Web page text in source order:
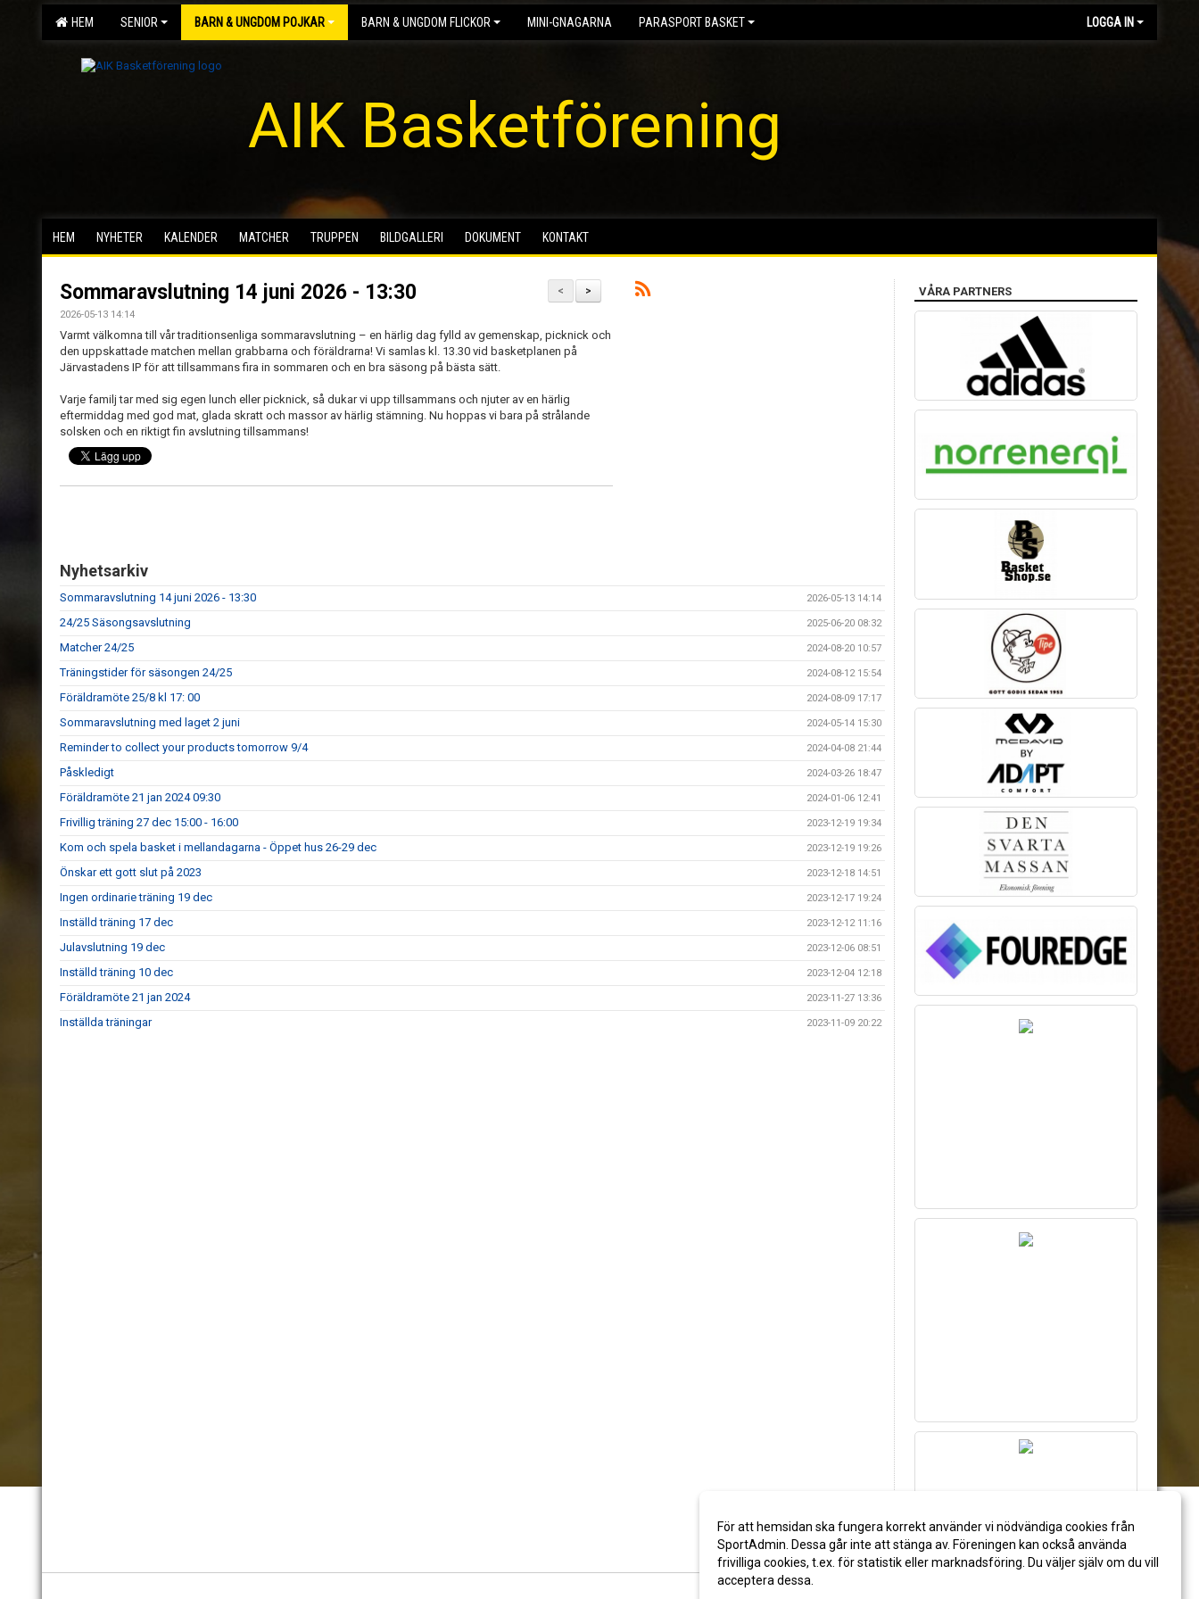
HEM SENIOR BARN & UNGDOM POJKAR BARN & UNGDOM FLICKOR MINI-GNAGARNA PARASPORT BASKET LOGGA IN
AIK Basketförening
HEM NYHETER KALENDER MATCHER TRUPPEN BILDGALLERI DOKUMENT KONTAKT
>
<
Sommaravslutning 14 juni 2026 - 13:30
2026-05-13 14:14
Varmt välkomna till vår traditionsenliga sommaravslutning – en härlig dag fylld av gemenskap, picknick och
den uppskattade matchen mellan grabbarna och föräldrarna! Vi samlas kl. 13.30 vid basketplanen på
Järvastadens IP för att tillsammans fira in sommaren och en bra säsong på bästa sätt.
Varje familj tar med sig egen lunch eller picknick, så dukar vi upp tillsammans och njuter av en härlig
eftermiddag med god mat, glada skratt och massor av härlig stämning. Nu hoppas vi bara på strålande
solsken och en riktigt fin avslutning tillsammans!
Nyhetsarkiv
Sommaravslutning 14 juni 2026 - 13:30 2026-05-13 14:14
24/25 Säsongsavslutning 2025-06-20 08:32
Matcher 24/25 2024-08-20 10:57
Träningstider för säsongen 24/25 2024-08-12 15:54
Föräldramöte 25/8 kl 17: 00 2024-08-09 17:17
Sommaravslutning med laget 2 juni 2024-05-14 15:30
Reminder to collect your products tomorrow 9/4 2024-04-08 21:44
Påskledigt 2024-03-26 18:47
Föräldramöte 21 jan 2024 09:30 2024-01-06 12:41
Frivillig träning 27 dec 15:00 - 16:00 2023-12-19 19:34
Kom och spela basket i mellandagarna - Öppet hus 26-29 dec 2023-12-19 19:26
Önskar ett gott slut på 2023 2023-12-18 14:51
Ingen ordinarie träning 19 dec 2023-12-17 19:24
Inställd träning 17 dec 2023-12-12 11:16
Julavslutning 19 dec 2023-12-06 08:51
Inställd träning 10 dec 2023-12-04 12:18
Föräldramöte 21 jan 2024 2023-11-27 13:36
Inställda träningar 2023-11-09 20:22
VÅRA PARTNERS
För att hemsidan ska fungera korrekt använder vi nödvändiga cookies från
SportAdmin. Dessa går inte att stänga av. Föreningen kan också använda
frivilliga cookies, t.ex. för statistik eller marknadsföring. Du väljer själv om du vill
acceptera dessa.